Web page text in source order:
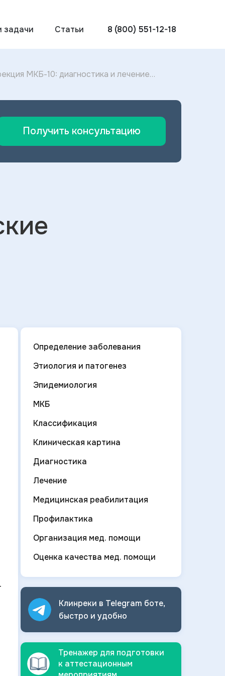
задачи Статьи 8 (800) 551-12-18
МКБ-10: диагностика и лечение
Получить консультацию
Определение заболевания
Этиология и патогенез
Эпидемиология
МКБ
Классификация
Клиническая картина
Диагностика
Лечение
Медицинская реабилитация
Профилактика
Организация мед. помощи
Оценка качества мед. помощи
Клинреки в Telegram боте,
быстро и удобно
Тренажер для подготовки
к аттестационным